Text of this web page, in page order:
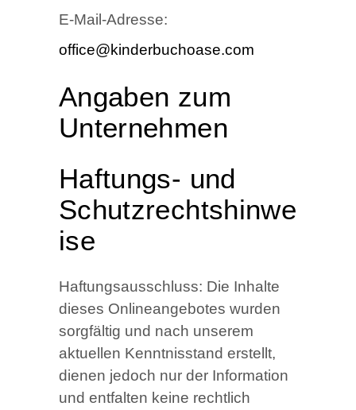
E-Mail-Adresse:
office@kinderbuchoase.com
Angaben zum
Unternehmen
Haftungs- und
Schutzrechtshinwe
ise
Haftungsausschluss: Die Inhalte
dieses Onlineangebotes wurden
sorgfältig und nach unserem
aktuellen Kenntnisstand erstellt,
dienen jedoch nur der Information
und entfalten keine rechtlich